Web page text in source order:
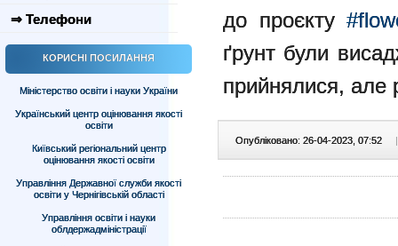
⇒ Телефони
КОРИСНІ ПОСИЛАННЯ
Міністерство освіти і науки України
Український центр оцінювання якості
освіти
Київський регіональний центр
оцінювання якості освіти
Управління Державної служби якості
освіти у Чернігівській області
Управління освіти і науки
облдержадміністрації
до проєкту
ґрунт були
прийнялися, але
Опубліковано: 26-04-2023, 07:52 |